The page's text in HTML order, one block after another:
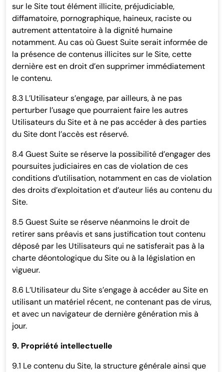
sur le Site tout élément illicite, préjudiciable,
diffamatoire, pornographique, haineux, raciste ou
autrement attentatoire à la dignité humaine
notamment. Au cas où Guest Suite serait informée de
la présence de contenus illicites sur le Site, cette
dernière est en droit d’en supprimer immédiatement
le contenu.
8.3 L’Utilisateur s’engage, par ailleurs, à ne pas
perturber l’usage que pourraient faire les autres
Utilisateurs du Site et à ne pas accéder à des parties
du Site dont l’accès est réservé.
8.4 Guest Suite se réserve la possibilité d’engager des
poursuites judiciaires en cas de violation de ces
conditions d’utilisation, notamment en cas de violation
des droits d’exploitation et d’auteur liés au contenu du
Site.
8.5 Guest Suite se réserve néanmoins le droit de
retirer sans préavis et sans justification tout contenu
déposé par les Utilisateurs qui ne satisferait pas à la
charte déontologique du Site ou à la législation en
vigueur.
8.6 L’Utilisateur du Site s’engage à accéder au Site en
utilisant un matériel récent, ne contenant pas de virus,
et avec un navigateur de dernière génération mis à
jour.
9. Propriété intellectuelle
9.1 Le contenu du Site, la structure générale ainsi que